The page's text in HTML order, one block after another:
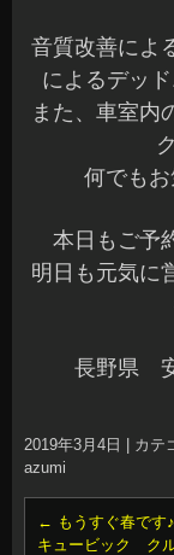
音質改善によ
によるデッ
また、車室内
何でも
本日もご予
明日も元気に
長野県
2019年3月4日 カテ
azumi
← もうすぐ春です
キュービック ク